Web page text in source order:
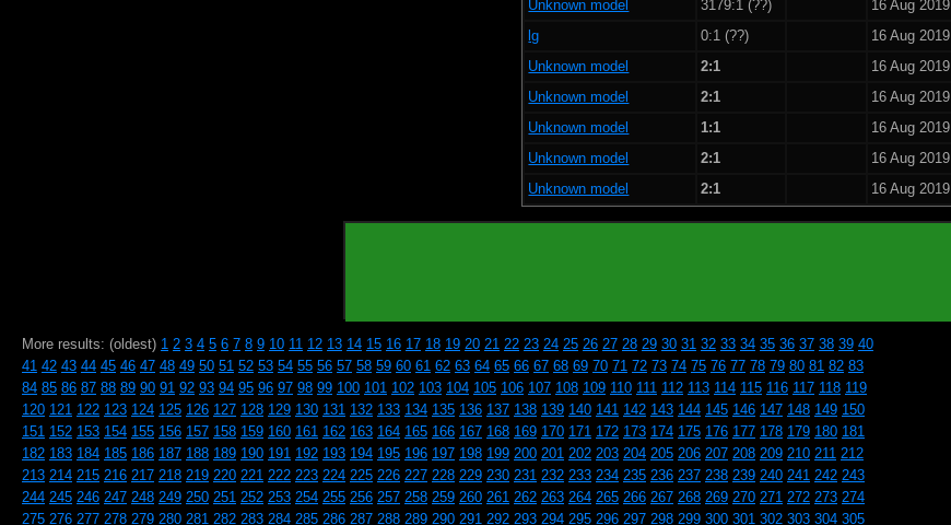
Unknown model
3179:1 (??)
16 Aug 2019
lg
0:1 (??)
16 Aug 2019
Unknown model
2:1
16 Aug 2019
Unknown model
2:1
16 Aug 2019
Unknown model
1:1
16 Aug 2019
Unknown model
2:1
16 Aug 2019
Unknown model
2:1 16 Aug 2019
More results: (oldest) 1 2 3 4 5 6 7 8 9 10 11 12 13 14 15 16 17 18 19 20 21 22 23 24 25 26 27 28 29 30 31 32 33 34 35 36 37 38 39 40
41 42 43 44 45 46 47 48 49 50 51 52 53 54 55 56 57 58 59 60 61 62 63 64 65 66 67 68 69 70 71 72 73 74 75 76 77 78 79 80 81 82 83
84 85 86 87 88 89 90 91 92 93 94 95 96 97 98 99 100 101 102 103 104 105 106 107 108 109 110 111 112 113 114 115 116 117 118 119
120 121 122 123 124 125 126 127 128 129 130 131 132 133 134 135 136 137 138 139 140 141 142 143 144 145 146 147 148 149 150
151 152 153 154 155 156 157 158 159 160 161 162 163 164 165 166 167 168 169 170 171 172 173 174 175 176 177 178 179 180 181
182 183 184 185 186 187 188 189 190 191 192 193 194 195 196 197 198 199 200 201 202 203 204 205 206 207 208 209 210 211 212
213 214 215 216 217 218 219 220 221 222 223 224 225 226 227 228 229 230 231 232 233 234 235 236 237 238 239 240 241 242 243
244 245 246 247 248 249 250 251 252 253 254 255 256 257 258 259 260 261 262 263 264 265 266 267 268 269 270 271 272 273 274
275 276 277 278 279 280 281 282 283 284 285 286 287 288 289 290 291 292 293 294 295 296 297 298 299 300 301 302 303 304 305